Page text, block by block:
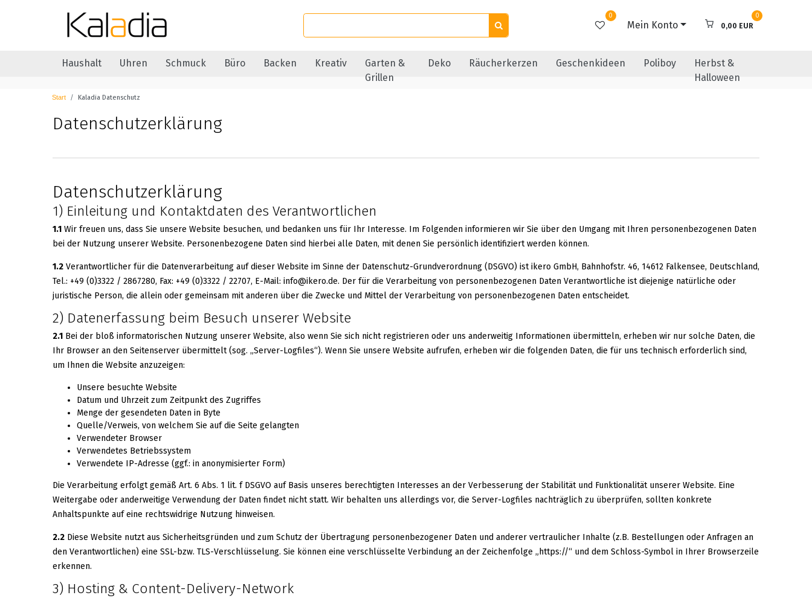
0
Mein Konto
0
0,00 EUR
Haushalt Uhren Schmuck Büro Backen Kreativ
Garten &
Grillen
Deko Räucherkerzen Geschenkideen Poliboy
Herbst &
Halloween
Kaladia Datenschutz
Daten­schutz­erklärung
Datenschutzerklärung
1) Einleitung und Kontaktdaten des Verantwortlichen
1.1 Wir freuen uns, dass Sie unsere Website besuchen, und bedanken uns für Ihr Interesse. Im Folgenden informieren wir Sie über den Umgang mit Ihren personenbezogenen Daten
bei der Nutzung unserer Website. Personenbezogene Daten sind hierbei alle Daten, mit denen Sie persönlich identifiziert werden können.
1.2 Verantwortlicher für die Datenverarbeitung auf dieser Website im Sinne der Datenschutz-Grundverordnung (DSGVO) ist ikero GmbH, Bahnhofstr. 46, 14612 Falkensee, Deutschland,
Tel.: +49 (0)3322 / 2867280, Fax: +49 (0)3322 / 22707, E-Mail: info@ikero.de. Der für die Verarbeitung von personenbezogenen Daten Verantwortliche ist diejenige natürliche oder
juristische Person, die allein oder gemeinsam mit anderen über die Zwecke und Mittel der Verarbeitung von personenbezogenen Daten entscheidet.
2) Datenerfassung beim Besuch unserer Website
2.1 Bei der bloß informatorischen Nutzung unserer Website, also wenn Sie sich nicht registrieren oder uns anderweitig Informationen übermitteln, erheben wir nur solche Daten, die
Ihr Browser an den Seitenserver übermittelt (sog. „Server-Logfiles“). Wenn Sie unsere Website aufrufen, erheben wir die folgenden Daten, die für uns technisch erforderlich sind,
um Ihnen die Website anzuzeigen:
Unsere besuchte Website
Datum und Uhrzeit zum Zeitpunkt des Zugriffes
Menge der gesendeten Daten in Byte
Quelle/Verweis, von welchem Sie auf die Seite gelangten
Verwendeter Browser
Verwendetes Betriebssystem
Verwendete IP-Adresse (ggf.: in anonymisierter Form)
Die Verarbeitung erfolgt gemäß Art. 6 Abs. 1 lit. f DSGVO auf Basis unseres berechtigten Interesses an der Verbesserung der Stabilität und Funktionalität unserer Website. Eine
Weitergabe oder anderweitige Verwendung der Daten findet nicht statt. Wir behalten uns allerdings vor, die Server-Logfiles nachträglich zu überprüfen, sollten konkrete
Anhaltspunkte auf eine rechtswidrige Nutzung hinweisen.
2.2 Diese Website nutzt aus Sicherheitsgründen und zum Schutz der Übertragung personenbezogener Daten und anderer vertraulicher Inhalte (z.B. Bestellungen oder Anfragen an
den Verantwortlichen) eine SSL-bzw. TLS-Verschlüsselung. Sie können eine verschlüsselte Verbindung an der Zeichenfolge „https://“ und dem Schloss-Symbol in Ihrer Browserzeile
erkennen.
3) Hosting & Content-Delivery-Network